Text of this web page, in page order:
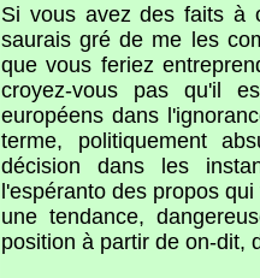
Si vous avez des faits à
saurais gré de me les
que vous feriez
croyez-vous pas qu'il
européens dans
terme, politiquement
décision dans les
l'espéranto des propos
une tendance,
position à partir de on-dit,